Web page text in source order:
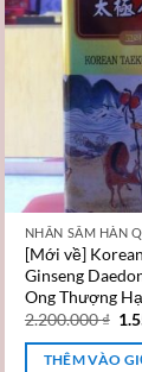
NHÂN SÂM HÀN
[Mới về]
Ginseng
Ong Thượng
2.200.000₫
THÊM VÀO